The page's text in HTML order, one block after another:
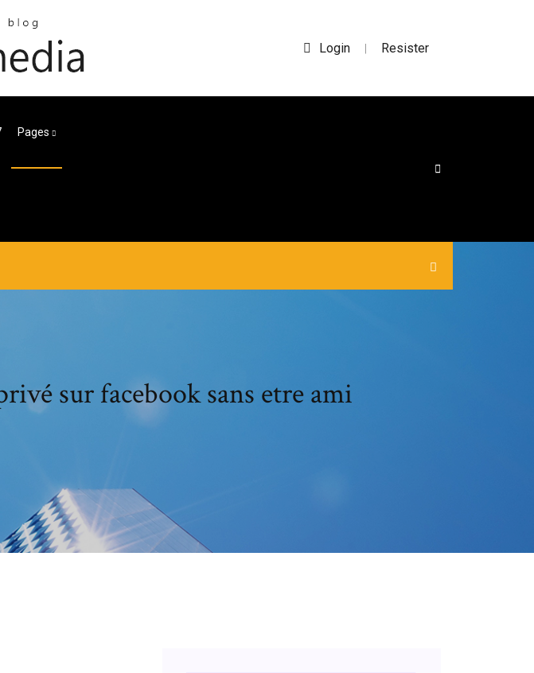
Login | Resister
Pages
sur facebook sans etre ami